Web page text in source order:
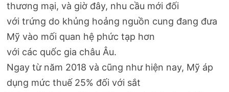
thương mại, và giờ đây, nhu cầu mới đối
với trứng do khủng hoảng nguồn cung đang đưa
Mỹ vào mối quan hệ phức tạp hơn
với các quốc gia châu Âu.
Ngay từ năm 2018 và cũng như hiện nay, Mỹ áp
dụng mức thuế 25% đối với sắt